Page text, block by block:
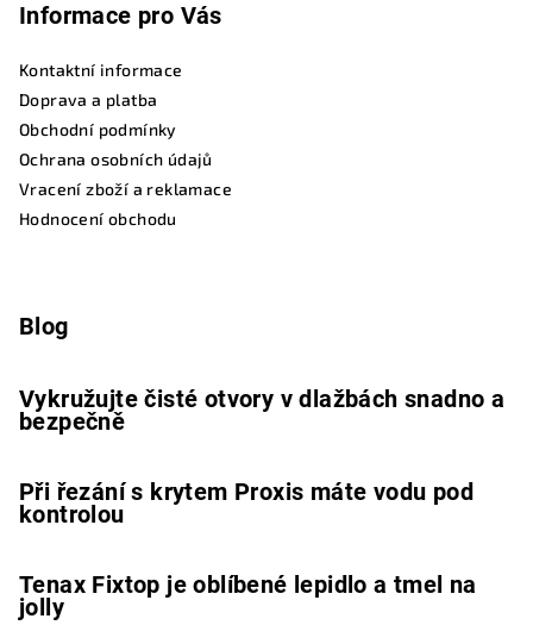
Informace pro Vás
Kontaktní informace
Doprava a platba
Obchodní podmínky
Ochrana osobních údajů
Vracení zboží a reklamace
Hodnocení obchodu
Blog
Vykružujte čisté otvory v dlažbách snadno a
bezpečně
Při řezání s krytem Proxis máte vodu pod
kontrolou
Tenax Fixtop je oblíbené lepidlo a tmel na
jolly